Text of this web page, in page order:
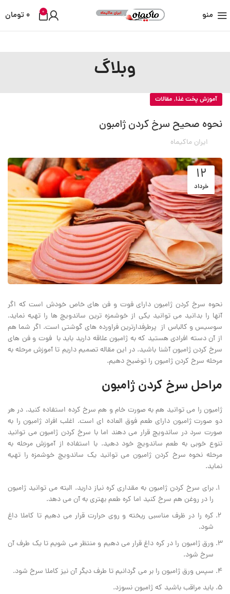
منو 0
0 تومان
وبلاگ
آموزش پخت غذا, مقالات
نحوه صحیح سرخ کردن ژامبون
ایران ماکیماه
12
خرداد
نحوه سرخ کردن ژامبون دارای فوت و فن های خاص خودش است که اگر
آنها را بدانید می توانید یکی از خوشمزه ترین ساندویچ ها را تهیه نماید.
سوسیس و کالباس از پرطرفدارترین فراورده های گوشتی است. اگر شما هم
از آن دسته افرادی هستید که به ژامبون علاقه دارید باید با فوت و فن های
سرخ کردن ژامبون آشنا باشید. در این مقاله تصمیم داریم تا آموزش مرحله به
مرحله سرخ کردن ژامبون را توضیح دهیم.
مراحل سرخ کردن ژامبون
ژامبون را می توانید هم به صورت خام و هم سرخ کرده استفاده کنید. در هر
دو صورت ژامبون دارای طعم فوق العاده ای است. اغلب افراد ژامبون را به
صورت سرد در ساندویچ قرار می دهند اما با سرخ کردن ژامبون می توانید
تنوع خوبی به طعم ساندویچ خود دهید. با استفاده از آموزش مرحله به
مرحله نحوه سرخ کردن ژامبون می توانید یک ساندویچ خوشمزه را تهیه
نماید.
برای سرخ کردن ژامبون به مقداری کره نیاز دارید. البته می توانید ژامبون
را در روغن هم سرخ کنید اما کره طعم بهتری به آن می دهد.
کره را در ظرف مناسبی ریخته و روی حرارت قرار می دهیم تا کاملا داغ
شود.
ورق ژامبون را در کره داغ قرار می دهیم و منتظر می شویم تا یک طرف آن
سرخ شود.
سپس ورق ژامبون را بر می گردانیم تا طرف دیگر آن نیز کاملا سرخ شود.
باید مراقب باشید که ژامبون نسوزد.